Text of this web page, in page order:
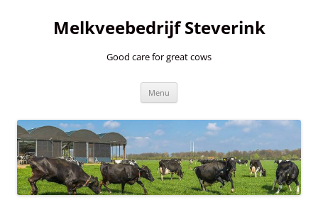
Melkveebedrijf Steverink
Good care for great cows
Menu